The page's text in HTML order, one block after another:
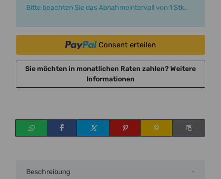
x
Bitte beachten Sie das Abnahmeintervall von 1 Stk..
Consent erteilen
Sie möchten in monatlichen Raten zahlen?Weitere
Informationen
Beschreibung